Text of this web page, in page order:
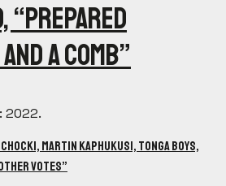
“Prepared
a Comb”
2022.